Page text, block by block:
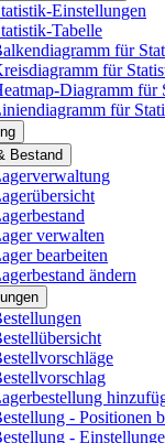
Einstellungen
Tabelle
für
für
Diagramm für
für
Bestand
verwalten
bearbeiten
ändern
- Positionen
-